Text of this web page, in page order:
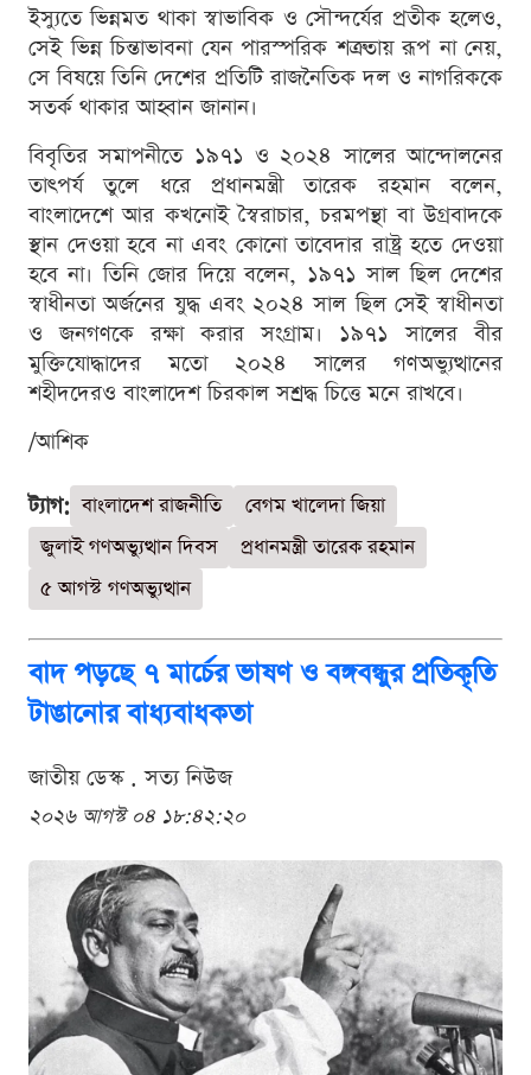
ইস্যুতে ভিন্নমত থাকা স্বাভাবিক ও সৌন্দর্যের প্রতীক হলেও,
সেই ভিন্ন চিন্তাভাবনা যেন পারস্পরিক শত্রুতায় রূপ না নেয়,
সে বিষয়ে তিনি দেশের প্রতিটি রাজনৈতিক দল ও নাগরিককে
সতর্ক থাকার আহ্বান জানান।
বিবৃতির সমাপনীতে ১৯৭১ ও ২০২৪ সালের আন্দোলনের
তাৎপর্য তুলে ধরে প্রধানমন্ত্রী তারেক রহমান বলেন,
বাংলাদেশে আর কখনোই স্বৈরাচার, চরমপন্থা বা উগ্রবাদকে
স্থান দেওয়া হবে না এবং কোনো তাবেদার রাষ্ট্র হতে দেওয়া
হবে না। তিনি জোর দিয়ে বলেন, ১৯৭১ সাল ছিল দেশের
স্বাধীনতা অর্জনের যুদ্ধ এবং ২০২৪ সাল ছিল সেই স্বাধীনতা
ও জনগণকে রক্ষা করার সংগ্রাম। ১৯৭১ সালের বীর
মুক্তিযোদ্ধাদের মতো ২০২৪ সালের গণঅভ্যুত্থানের
শহীদদেরও বাংলাদেশ চিরকাল সশ্রদ্ধ চিত্তে মনে রাখবে।
/আশিক
ট্যাগ: বাংলাদেশ রাজনীতি
বেগম খালেদা জিয়া
জুলাই গণঅভ্যুত্থান দিবস
প্রধানমন্ত্রী তারেক রহমান
৫ আগস্ট গণঅভ্যুত্থান
বাদ পড়ছে ৭ মার্চের ভাষণ ও বঙ্গবন্ধুর প্রতিকৃতি
টাঙানোর বাধ্যবাধকতা
জাতীয় ডেস্ক . সত্য নিউজ
২০২৬ আগস্ট ০৪ ১৮:৪২:২০